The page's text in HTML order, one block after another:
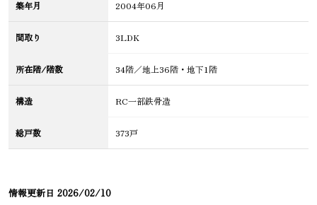
築年月 2004年06月
間取り 3LDK
所在階/階数 34階／地上36階・地下1階
構造 RC一部鉄骨造
総戸数 373戸
情報更新日 2026/02/10